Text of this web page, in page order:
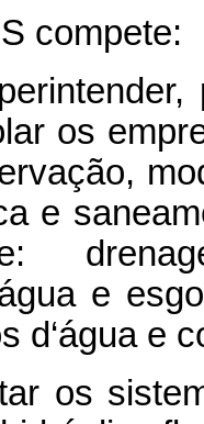
compete:
os
e
e
d‘água e
os